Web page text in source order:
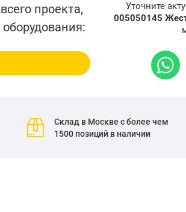
проекта,
Уточните
005050145
Склад в Москве с более чем
1500 позиций в наличии